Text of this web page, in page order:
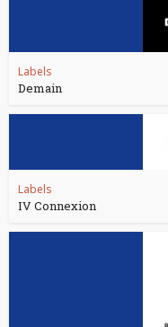
Labels
Demain
Labels
IV Connexion